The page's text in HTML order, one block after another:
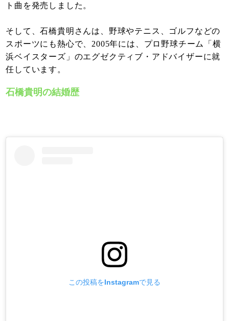
ト曲を発売しました。
そして、石橋貴明さんは、野球やテニス、ゴルフなどの
スポーツにも熱心で、2005年には、プロ野球チーム「横
浜ベイスターズ」のエグゼクティブ・アドバイザーに就
任しています。
石橋貴明の結婚歴
この投稿をInstagramで見る